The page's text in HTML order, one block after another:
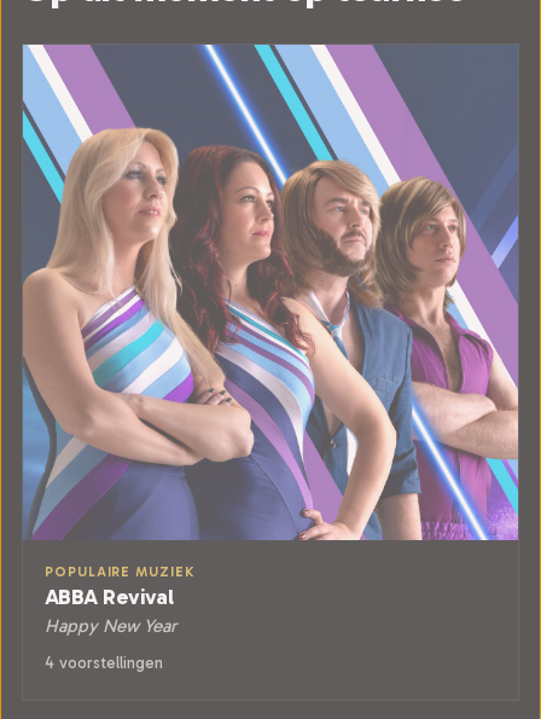
POPULAIRE MUZIEK
ABBA Revival
Happy New Year
4 voorstellingen